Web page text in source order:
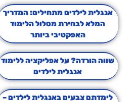
אנגלית לילדים מתחילים: המדריך
המלא לבחירת מסלול הלימוד
האפקטיבי ביותר
שווה הורדה? על אפליקציה ללימוד
אנגלית לילדים
לימדתם צבעים באנגלית לילדים –